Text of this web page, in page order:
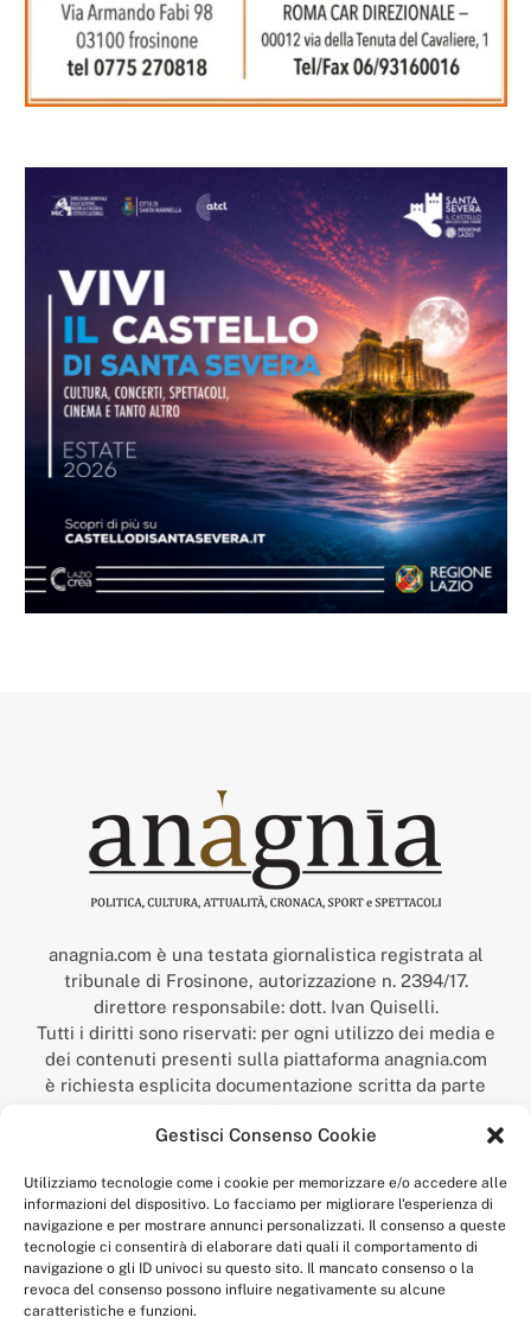
Gestisci Consenso Cookie
Utilizziamo tecnologie come i cookie per memorizzare e/o accedere alle
informazioni del dispositivo. Lo facciamo per migliorare l'esperienza di
navigazione e per mostrare annunci personalizzati. Il consenso a queste
tecnologie ci consentirà di elaborare dati quali il comportamento di
navigazione o gli ID univoci su questo sito. Il mancato consenso o la
revoca del consenso possono influire negativamente su alcune
caratteristiche e funzioni.
anagnia.com è una testata giornalistica registrata al
tribunale di Frosinone, autorizzazione n. 2394/17.
direttore responsabile: dott. Ivan Quiselli.
Tutti i diritti sono riservati: per ogni utilizzo dei media e
dei contenuti presenti sulla piattaforma anagnia.com
è richiesta esplicita documentazione scritta da parte
della redazione.
“Anagnia” è un marchio registrato presso l’Ufficio Italiano
Economico,
num. registrazione: 302017000014044 del 9 febbraio 2017.
Per contatti:redazione@anagnia.com